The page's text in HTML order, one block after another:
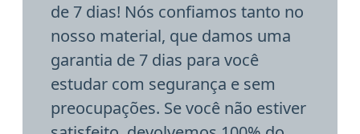
de 7 dias! Nós confiamos tanto no
nosso material, que damos uma
garantia de 7 dias para você
estudar com segurança e sem
preocupações. Se você não estiver